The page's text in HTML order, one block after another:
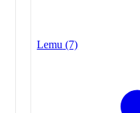
Lemu (7)